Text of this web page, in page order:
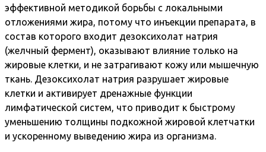
эффективной методикой борьбы с локальными
отложениями жира, потому что инъекции препарата, в
состав которого входит дезоксихолат натрия
(желчный фермент), оказывают влияние только на
жировые клетки, и не затрагивают кожу или мышечную
ткань. Дезоксихолат натрия разрушает жировые
клетки и активирует дренажные функции
лимфатической систем, что приводит к быстрому
уменьшению толщины подкожной жировой клетчатки
и ускоренному выведению жира из организма.